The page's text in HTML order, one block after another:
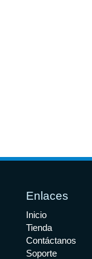
Enlaces
Inicio
Tienda
Contáctanos
Soporte